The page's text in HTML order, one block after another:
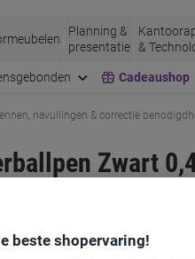
Planning &
presentatie
&
Cadeaushop
navullingen & correctie
Zwart
20 Stuks
Productnr.: 2673423
beste shopervaring!